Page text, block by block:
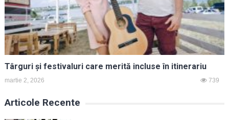
Târguri și festivaluri care merită incluse în itinerariu
martie 2, 2026 739
Articole Recente